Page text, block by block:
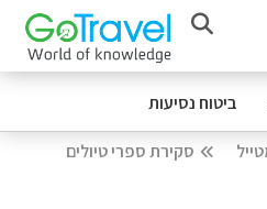
ביטוח נסיעות
סקירת ספרי טיולים